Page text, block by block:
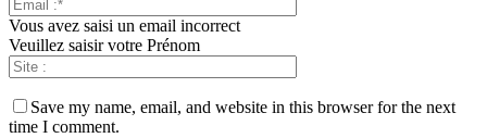
Vous avez saisi un email incorrect
Veuillez saisir votre Prénom
Save my name, email, and website in this browser for the next
time I comment.